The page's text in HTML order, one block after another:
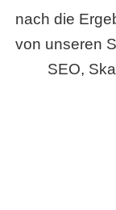
nach die
von unseren
SEO,